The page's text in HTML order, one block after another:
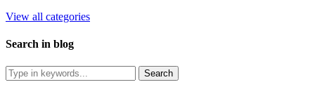
View all categories
Search in blog